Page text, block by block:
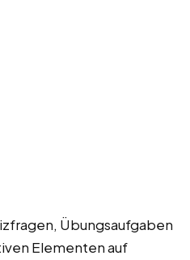
Übungsaufgaben
Elementen auf